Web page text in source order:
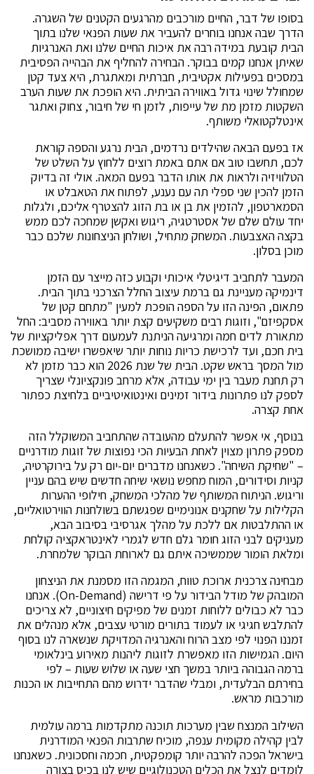
בסופו של דבר, החיים מורכבים מהרגעים הקטנים של השגרה.
הדרך שבה אנחנו בוחרים להעביר את שעות הפנאי שלנו בתוך
הבית קובעת במידה רבה את איכות החיים שלנו ואת האנרגיות
שאיתן אנחנו קמים בבוקר. הבחירה להחליף את הבהייה הפסיבית
במסכים בפעילות אקטיבית, חברתית ומאתגרת, היא צעד קטן
שמחולל שינוי גדול באווירה הביתית. היא הופכת את שעות הערב
השקטות מזמן מת של עייפות, לזמן חי של חיבור, צחוק ואתגר
אינטלקטואלי משותף.
אז בפעם הבאה שהילדים נרדמים, הבית נרגע והספה קוראת
לכם, תחשבו טוב אם אתם באמת רוצים ללחוץ על השלט של
הטלוויזיה ולראות את אותו הדבר בפעם המאה. אולי זה בדיוק
הזמן להכין שני ספלי תה עם נענע, לפתוח את הטאבלט או
הסמארטפון, להזמין את בן או בת הזוג להצטרף אליכם, ולגלות
יחד עולם שלם של אסטרטגיה, ריגוש ואקשן שמחכה לכם ממש
בקצה האצבעות. המשחק מתחיל, ושולחן הניצחונות שלכם כבר
מוכן בסלון.
המעבר לתחביב דיגיטלי איכותי וקבוע כזה מייצר עם הזמן
דינמיקה מעניינת גם ברמת עיצוב החלל הצרכני בתוך הבית.
פתאום, הפינה הזו על הספה הופכת למעין "מתחם קטן של
אסקפיזם", וזוגות רבים משקיעים קצת יותר באווירה מסביב: החל
מתאורת לדים חמה ומרגיעה הניתנת לעמעום דרך אפליקציות של
בית חכם, ועד לרכישת כריות נוחות יותר שיאפשרו ישיבה ממושכת
מול המסך בראש שקט. הבית של שנת 2026 הוא כבר מזמן לא
רק תחנת מעבר בין ימי עבודה, אלא מרחב פונקציונלי שצריך
לספק לנו פתרונות בידור זמינים ואינטואיטיביים בלחיצת כפתור
אחת קצרה.
בנוסף, אי אפשר להתעלם מהעובדה שהתחביב המשוקלל הזה
מספק פתרון מצוין לאחת הבעיות הכי נפוצות של זוגות מודרניים
– "שחיקת השיחה". כשאנחנו מדברים יום-יום רק על בירוקרטיה,
קניות וסידורים, המוח מחפש נושאי שיחה חדשים שיש בהם עניין
וריגוש. הניתוח המשותף של מהלכי המשחק, חילופי ההערות
הקלילות על שחקנים אנונימיים שפגשתם בשולחנות הווירטואליים,
או ההתלבטות אם ללכת על מהלך אגרסיבי בסיבוב הבא,
מעניקים לבני הזוג חומר גלם חדש לגמרי לאינטראקציה קולחת
ומלאת הומור שממשיכה איתם גם לארוחת הבוקר שלמחרת.
מבחינה צרכנית ארוכת טווח, המגמה הזו מסמנת את הניצחון
המובהק של מודל הבידור על פי דרישה (On-Demand). אנחנו
כבר לא כבולים ללוחות זמנים של מפיקים חיצוניים, לא צריכים
להתלבש חגיגי או לעמוד בתורים מורטי עצבים, אלא מנהלים את
זמננו הפנוי לפי מצב הרוח והאנרגיה המדויקת שנשארה לנו בסוף
היום. הגמישות הזו מאפשרת לזוגות ליהנות מאירוע בינלאומי
ברמה הגבוהה ביותר במשך חצי שעה או שלוש שעות – לפי
בחירתם הבלעדית, ומבלי שהדבר ידרוש מהם התחייבות או הכנות
מורכבות מראש.
השילוב המנצח שבין מערכות תוכנה מתקדמות ברמה עולמית
לבין קהילה מקומית ענפה, מוכיח שתרבות הפנאי המודרנית
בישראל הפכה להרבה יותר קומפקטית, חכמה וחסכונית. כשאנחנו
לומדים לנצל את הכלים הטכנולוגיים שיש לנו בכיס בצורה